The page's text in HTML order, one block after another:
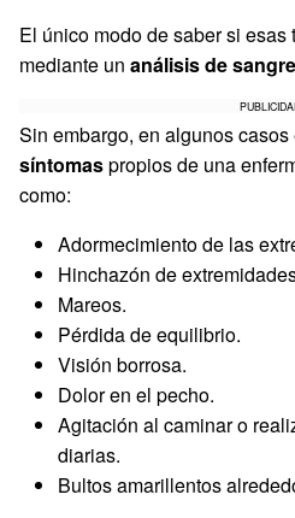
El único modo de saber si
mediante un análisis de sangre
Sin embargo, en algunos
síntomaspropios de una
como:
Adormecimiento de las
Hinchazón de
Mareos.
Pérdida de equilibrio.
Visión borrosa.
Dolor en el pecho.
Agitación al caminar o
diarias.
Bultos amarillentos